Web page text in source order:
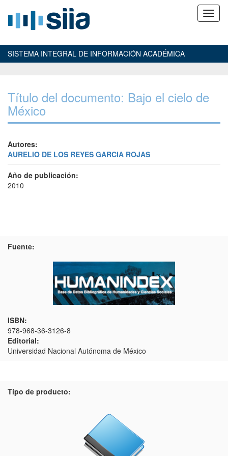
SISTEMA INTEGRAL DE INFORMACIÓN ACADÉMICA
Título del documento: Bajo el cielo de
México
Autores:
AURELIO DE LOS REYES GARCIA ROJAS
Año de publicación:
2010
Fuente:
ISBN:
978-968-36-3126-8
Editorial:
Universidad Nacional Autónoma de México
Tipo de producto: